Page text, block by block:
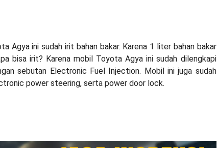
Agya ini sudah irit bahan bakar. Karena 1 liter bahan bakar
bisa irit? Karena mobil Toyota Agya ini sudah dilengkapi
sebutan Electronic Fuel Injection. Mobil ini juga sudah
power steering, serta power door lock.